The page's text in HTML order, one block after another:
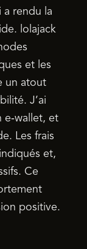
a rendu la
lolajack
et les
un atout
J’ai
e‑wallet, et
Les frais
et,
Ce
positive.